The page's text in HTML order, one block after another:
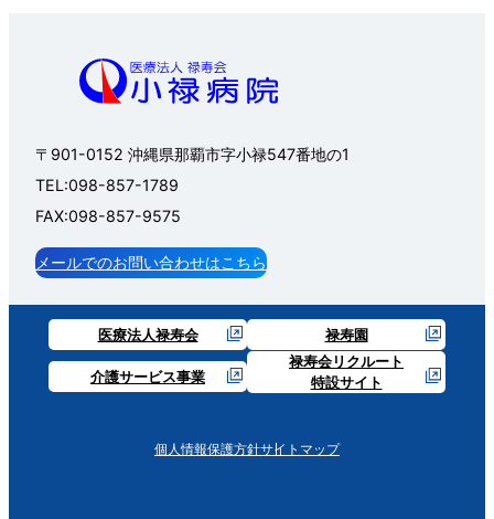
〒901-0152 沖縄県那覇市字小禄547番地の1
TEL:098-857-1789
FAX:098-857-9575
メールでのお問い合わせはこちら
医療法人禄寿会 禄寿園
介護サービス事業
禄寿会リクルート
特設サイト
個人情報保護方針サイトマップ